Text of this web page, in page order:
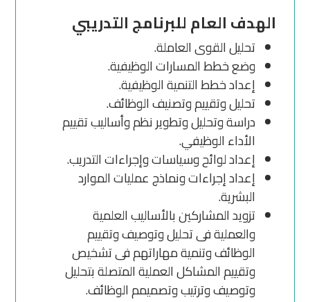
الهدف العام للبرنامج التدريبي
تحليل القوى العاملة.
وضع خطط المسارات الوظيفية.
إعداد خطط التنمية الوظيفية.
تحليل وتقييم وتصنيف الوظائف.
دراسة وتحليل وتطوير نظم وأساليب تقييم
الأداء الوظيفي.
إعداد لوائح وسياسات وإجراءات التدريب.
إعداد إجراءات ونماذج عمليات الموارد
البشرية.
تزويد المشاركين بالأساليب العلمية
والعملية فى تحليل وتوصيف وتقييم
الوظائف وتنمية مهاراتهم فى تشخيص
وتقييم المشاكل العملية المتصلة بتحليل
وتوصيف وترتيب وتصميمم الوظائف.